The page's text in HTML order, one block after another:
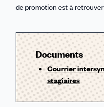
de promotion est à
Documents
Courrier
stagiaires